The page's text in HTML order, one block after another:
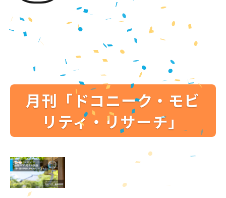
月刊「ドコニーク・モビ
リティ・リサーチ」